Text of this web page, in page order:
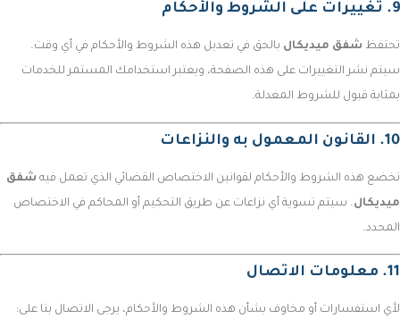
9. تغييرات على الشروط والأحكام
تحتفظ شفق ميديكال بالحق في تعديل هذه الشروط والأحكام في أي وقت.
سيتم نشر التغييرات على هذه الصفحة، ويعتبر استخدامك المستمر للخدمات
بمثابة قبول للشروط المعدلة.
10. القانون المعمول به والنزاعات
تخضع هذه الشروط والأحكام لقوانين الاختصاص القضائي الذي تعمل فيه شفق
ميديكال. سيتم تسوية أي نزاعات عن طريق التحكيم أو المحاكم في الاختصاص
المحدد.
11. معلومات الاتصال
لأي استفسارات أو مخاوف بشأن هذه الشروط والأحكام، يرجى الاتصال بنا على: